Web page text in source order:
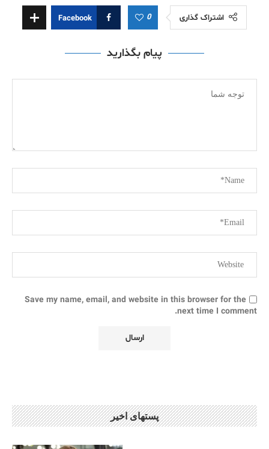
اشتراک گذاری 0
Facebook
پیام بگذارید
Save my name, email, and website in this browser for the
next time I comment.
پستهای اخیر